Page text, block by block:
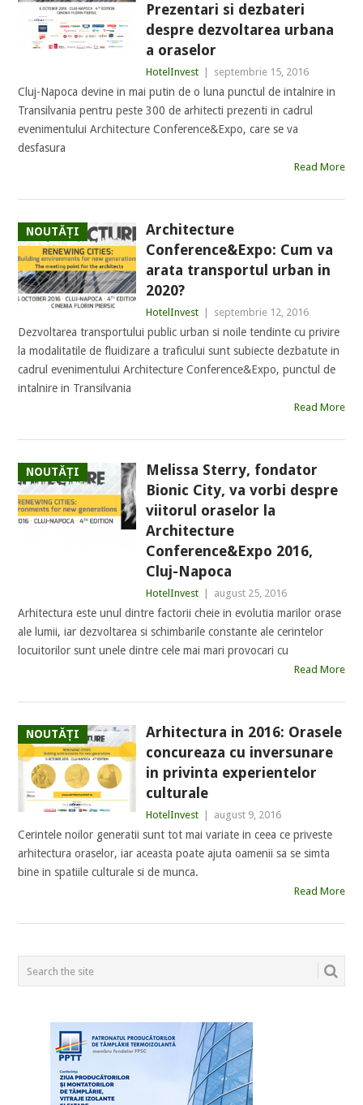
Prezentari si dezbateri
despre dezvoltarea urbana
a oraselor
HotelInvest septembrie 15, 2016
Cluj-Napoca devine in mai putin de o luna punctul de intalnire in
Transilvania pentru peste 300 de arhitecti prezenti in cadrul
evenimentului Architecture Conference&Expo, care se va
desfasura
Read More
NOUTĂȚI
Architecture
Conference&Expo: Cum va
arata transportul urban in
2020?
HotelInvest septembrie 12, 2016
Dezvoltarea transportului public urban si noile tendinte cu privire
la modalitatile de fluidizare a traficului sunt subiecte dezbatute in
cadrul evenimentului Architecture Conference&Expo, punctul de
intalnire in Transilvania
Read More
NOUTĂȚI
Melissa Sterry, fondator
Bionic City, va vorbi despre
viitorul oraselor la
Architecture
Conference&Expo 2016,
Cluj-Napoca
HotelInvest august 25, 2016
Arhitectura este unul dintre factorii cheie in evolutia marilor orase
ale lumii, iar dezvoltarea si schimbarile constante ale cerintelor
locuitorilor sunt unele dintre cele mai mari provocari cu
Read More
NOUTĂȚI
Arhitectura in 2016: Orasele
concureaza cu inversunare
in privinta experientelor
culturale
HotelInvest august 9, 2016
Cerintele noilor generatii sunt tot mai variate in ceea ce priveste
arhitectura oraselor, iar aceasta poate ajuta oamenii sa se simta
bine in spatiile culturale si de munca.
Read More
POSTS
NAVIGATION